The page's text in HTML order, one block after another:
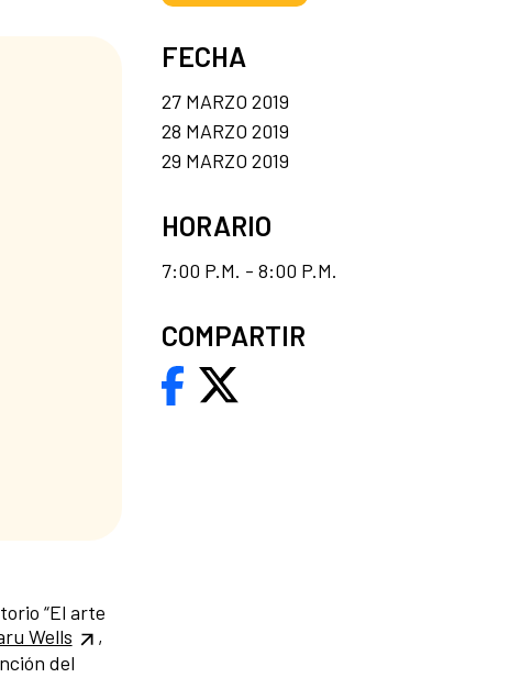
“El arte
Wells
,
del
FECHA
27 MARZO 2019
28 MARZO 2019
29 MARZO 2019
HORARIO
7:00 P.M. - 8:00 P.M.
COMPARTIR